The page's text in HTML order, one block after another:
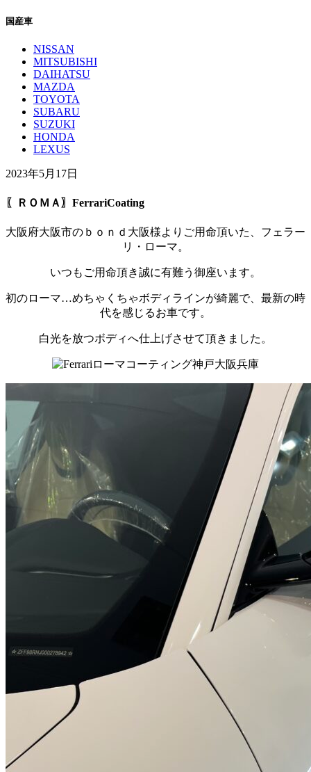
国産車
NISSAN
MITSUBISHI
DAIHATSU
MAZDA
TOYOTA
SUBARU
SUZUKI
HONDA
LEXUS
2023年5月17日
〖ＲＯＭＡ〗FerrariCoating
大阪府大阪市のｂｏｎｄ大阪様よりご用命頂いた、フェラー
リ・ローマ。
いつもご用命頂き誠に有難う御座います。
初のローマ…めちゃくちゃボディラインが綺麗で、最新の時
代を感じるお車です。
白光を放つボディへ仕上げさせて頂きました。